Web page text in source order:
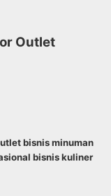
Outlet
bisnis minuman
bisnis kuliner